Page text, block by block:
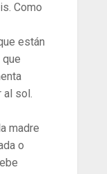
Como
están
al sol.
madre
o